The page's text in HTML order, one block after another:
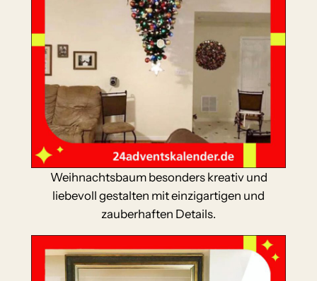
Weihnachtsbaum besonders kreativ und
liebevoll gestalten mit einzigartigen und
zauberhaften Details.